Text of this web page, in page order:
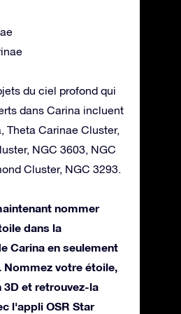
du ciel profond qui
dans Carina incluent
Theta Carinae Cluster,
NGC 3603, NGC
Cluster, NGC 3293.
nommer
dans la
Carina en seulement
Nommez votre étoile,
3D et retrouvez-la
l'appli OSR Star